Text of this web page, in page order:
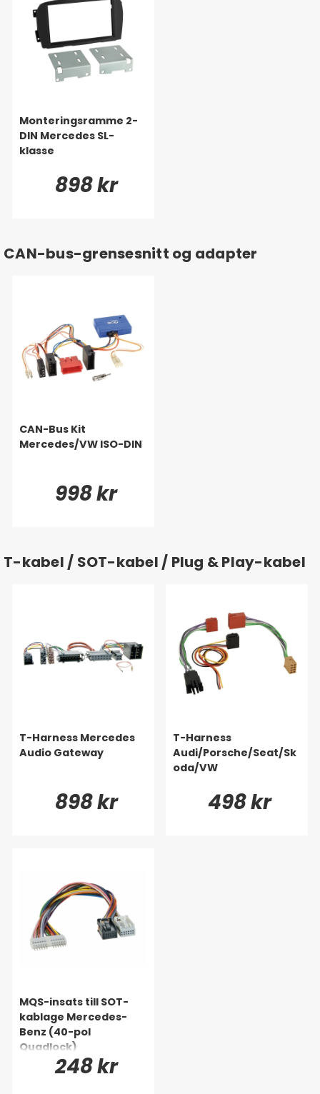
Monteringsramme 2-
DIN Mercedes SL-
klasse
898 kr
CAN-bus-grensesnitt og adapter
CAN-Bus Kit
Mercedes/VW ISO-DIN
998 kr
T-kabel / SOT-kabel / Plug & Play-kabel
T-Harness Mercedes
Audio Gateway
898 kr
T-Harness
Audi/Porsche/Seat/Sk
oda/VW
498 kr
MQS-insats till SOT-
kablage Mercedes-
Benz (40-pol
Quadlock)
248 kr